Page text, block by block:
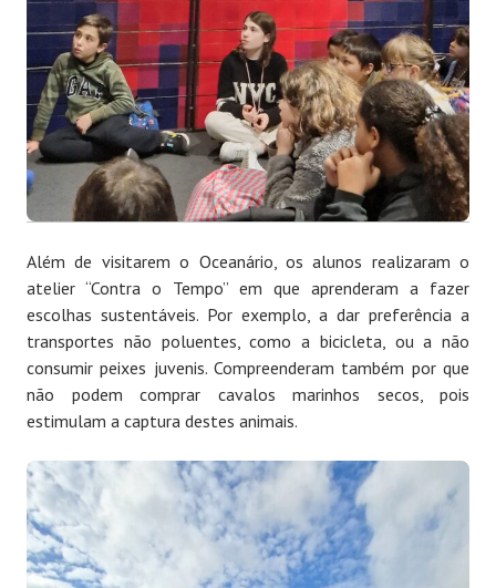
Além de visitarem o Oceanário, os alunos realizaram o
atelier “Contra o Tempo” em que aprenderam a fazer
escolhas sustentáveis. Por exemplo, a dar preferência a
transportes não poluentes, como a bicicleta, ou a não
consumir peixes juvenis. Compreenderam também por que
não podem comprar cavalos marinhos secos, pois
estimulam a captura destes animais.